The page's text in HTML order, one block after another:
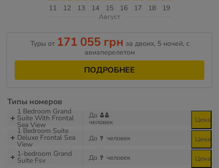
11 12 13 14 15 16 17 18 19
Август
Туры от 171 055 грн за двоих, 5 ночей, c
авиаперелетом
ПОДРОБНЕЕ
Типы номеров
1 Bedroom Grand
Suite With Frontal
Sea View
До
человек Цена
1 Bedroom Suite
Deluxe Frontal Sea
View
До человек Цена
1-bedroom Grand
Suite Fsv До человек Цена